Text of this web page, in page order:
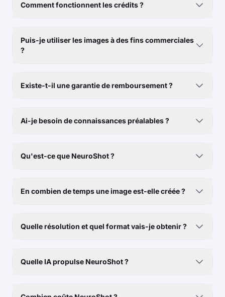
Comment fonctionnent les crédits ?
Puis-je utiliser les images à des fins commerciales
?
Existe-t-il une garantie de remboursement ?
Ai-je besoin de connaissances préalables ?
Qu'est-ce que NeuroShot ?
En combien de temps une image est-elle créée ?
Quelle résolution et quel format vais-je obtenir ?
Quelle IA propulse NeuroShot ?